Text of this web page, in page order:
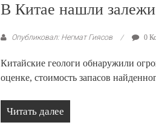
В Китае нашли
Опубликовал: Негмат Гиясов 0
Китайские геологи обнаружили
оценке, стоимость запасов
Читать далее